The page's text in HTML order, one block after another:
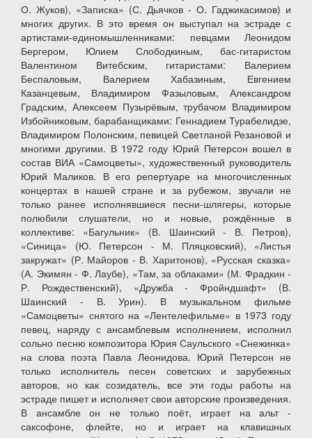
О. Жуков), «Записка» (С. Дьячков - О. Гаджикасимов) и
многих других. В это время он выступал на эстраде с
артистами-единомышленниками: певцами Леонидом
Бергером, Юлием Слободкиным, бас-гитаристом
Валентином Витебским, гитаристами: Валерием
Беспаловым, Валерием Хабазиным, Евгением
Казанцевым, Владимиром Фазыловым, Александром
Градским, Алексеем Пузырёвым, трубачом Владимиром
Избойниковым, барабанщиками: Геннадием Турабелидзе,
Владимиром Полонским, певицей Светланой Резановой и
многими другими. В 1972 году Юрий Петерсон вошел в
состав ВИА «Самоцветы», художественный руководитель
Юрий Маликов. В его репертуаре на многочисленных
концертах в нашей стране и за рубежом, звучали не
только ранее исполнявшиеся песни-шлягеры, которые
полюбили слушатели, но и новые, рождённые в
коллективе: «Багульник» (В. Шаинский - В. Петров),
«Синица» (Ю. Петерсон - М. Пляцковский), «Листья
закружат» (Р. Майоров - В. Харитонов), «Русская сказка»
(А. Экимян - Ф. Лаубе), «Там, за облаками» (М. Фрадкин -
Р. Рождественский), «Дружба - Фройндшафт» (В.
Шаинский - В. Урин). В музыкальном фильме
«Самоцветы» снятого на «Лентелефильме» в 1973 году
певец, наряду с ансамблевым исполнением, исполнил
сольно песню композитора Юрия Саульского «Снежинка»
на слова поэта Павла Леонидова. Юрий Петерсон не
только исполнитель песен советских и зарубежных
авторов, но как созидатель, все эти годы работы на
эстраде пишет и исполняет свои авторские произведения.
В ансамбле он не только поёт, играет на альт -
саксофоне, флейте, но и играет на клавишных